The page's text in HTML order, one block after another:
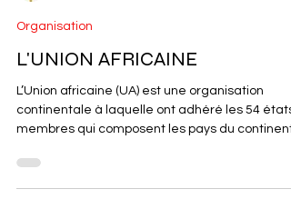
2 min de lecture
Organisation
L'UNION AFRICAINE
L’Union africaine (UA) est une organisation
continentale à laquelle ont adhéré les 54 états
membres qui composent les pays du